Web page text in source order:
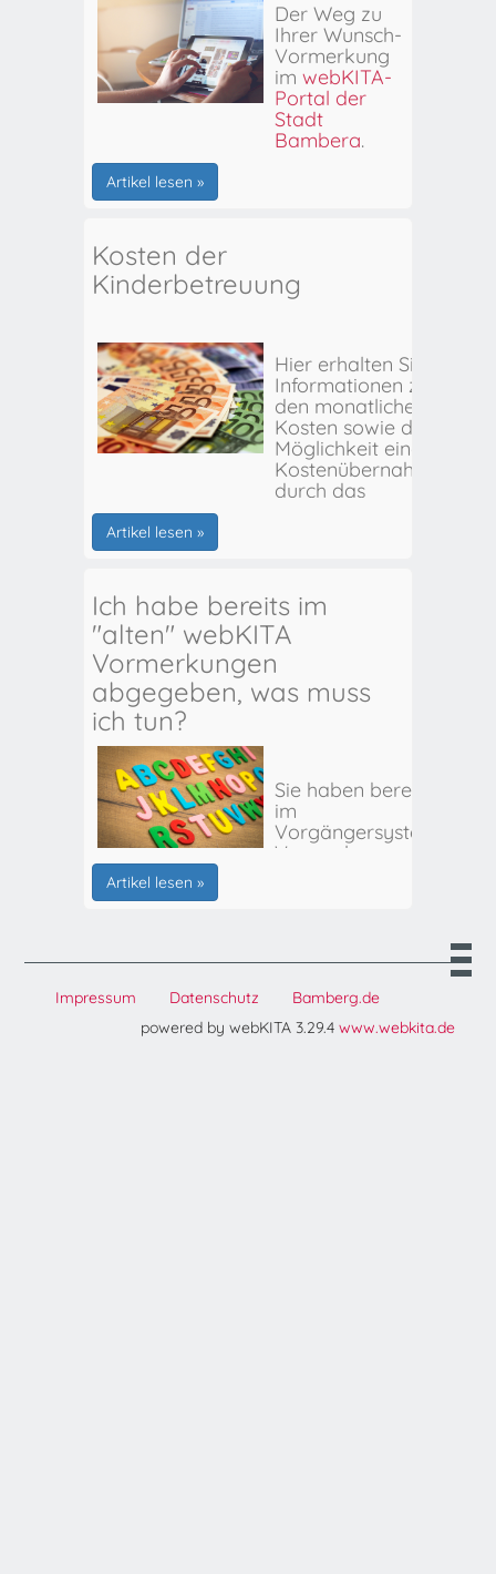
Der Weg zu
Ihrer Wunsch-
Vormerkung
im webKITA-
Portal der
Stadt
Bamberg.
Artikel lesen »
Kosten der
Kinderbetreuung
Hier erhalten Sie
Informationen zu
den monatlichen
Kosten sowie der
Möglichkeit einer
Kostenübernahme
durch das
Artikel lesen »
Ich habe bereits im
"alten" webKITA
Vormerkungen
abgegeben, was muss
ich tun?
Sie haben bereits
im
Vorgängersystem
Vormerkungen
Artikel lesen »
Impressum Datenschutz
Bamberg.de
powered by webKITA 3.29.4 www.webkita.de